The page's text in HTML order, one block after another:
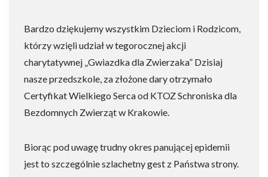
Bardzo dziękujemy wszystkim Dzieciom i Rodzicom,
którzy wzięli udział w tegorocznej akcji
charytatywnej „Gwiazdka dla Zwierzaka” Dzisiaj
nasze przedszkole, za złożone dary otrzymało
Certyfikat Wielkiego Serca od KTOZ Schroniska dla
Bezdomnych Zwierząt w Krakowie.
Biorąc pod uwagę trudny okres panującej epidemii
jest to szczególnie szlachetny gest z Państwa strony.